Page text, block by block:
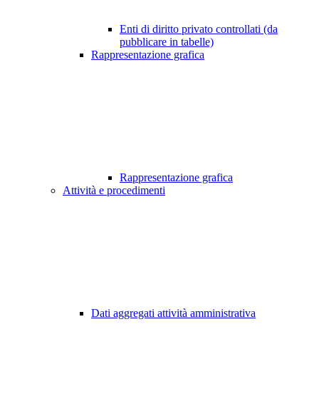
Enti di diritto privato controllati (da
pubblicare in tabelle)
Rappresentazione grafica
Rappresentazione grafica
Attività e procedimenti
Dati aggregati attività amministrativa